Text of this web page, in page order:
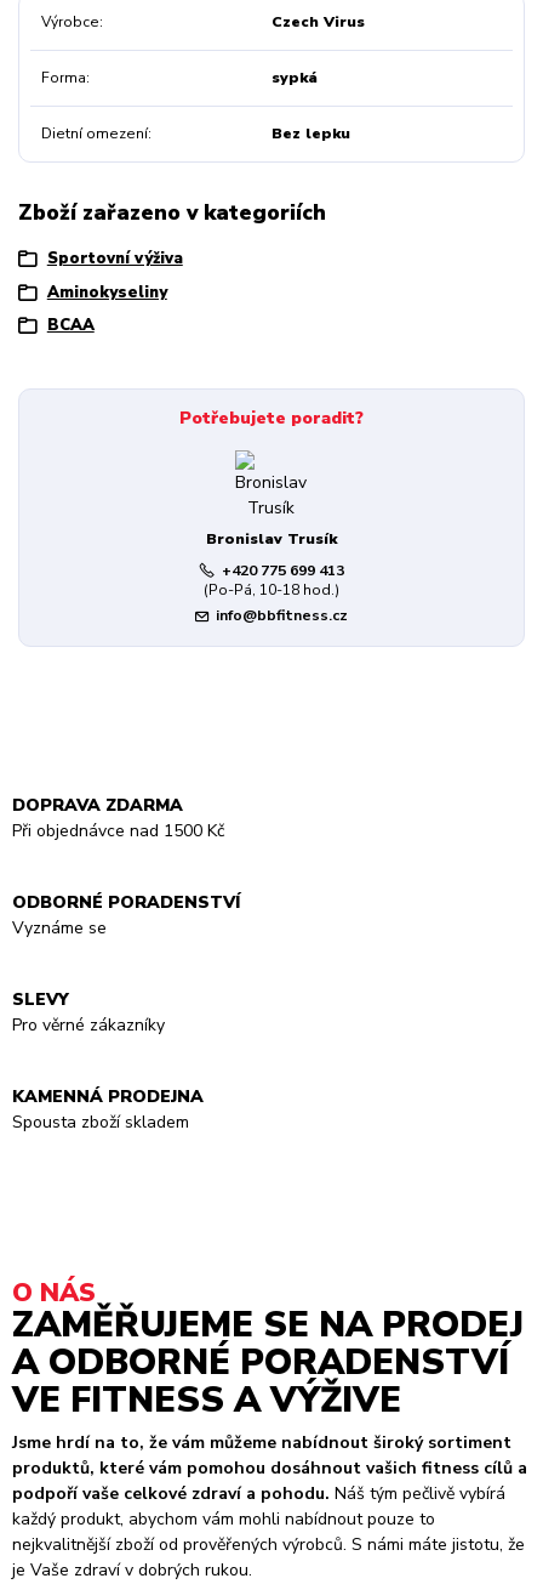
Výrobce Czech Virus
Forma sypká
Dietní omezení Bez lepku
Zboží zařazeno v kategoriích
Sportovní výživa
Aminokyseliny
BCAA
Potřebujete poradit?
Bronislav Trusík
+420 775 699 413
(Po-Pá, 10-18 hod.)
info@bbfitness.cz
DOPRAVA ZDARMA
Při objednávce nad 1500 Kč
ODBORNÉ PORADENSTVÍ
Vyznáme se
SLEVY
Pro věrné zákazníky
KAMENNÁ PRODEJNA
Spousta zboží skladem
O NÁS
ZAMĚŘUJEME SE NA PRODEJ
A ODBORNÉ PORADENSTVÍ
VE FITNESS A VÝŽIVE
Jsme hrdí na to, že vám můžeme nabídnout široký sortiment
produktů, které vám pomohou dosáhnout vašich fitness cílů a
podpoří vaše celkové zdraví a pohodu. Náš tým pečlivě vybírá
každý produkt, abychom vám mohli nabídnout pouze to
nejkvalitnější zboží od prověřených výrobců. S námi máte jistotu, že
je Vaše zdraví v dobrých rukou.